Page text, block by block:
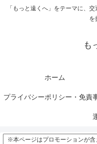
「もっと遠くへ」をテーマに、
を
も
ホーム
プライバシーポリシー・免責
※本ページはプロモーションが含